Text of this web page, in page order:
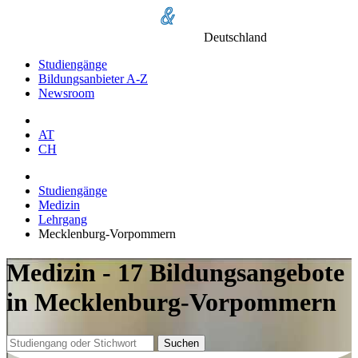
Deutschland
Studiengänge
Bildungsanbieter A-Z
Newsroom
AT
CH
Studiengänge
Medizin
Lehrgang
Mecklenburg-Vorpommern
Medizin - 17 Bildungsangebote
in Mecklenburg-Vorpommern
Suchen